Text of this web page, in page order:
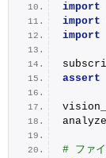
import
import
import
assert
# ファイ